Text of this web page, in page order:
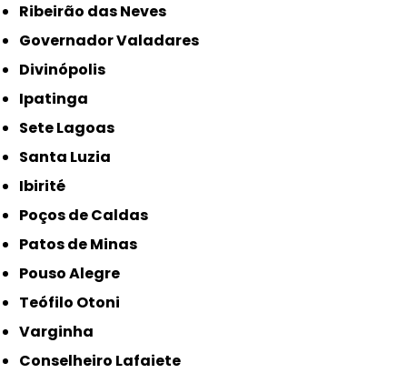
Ribeirão das Neves
Governador Valadares
Divinópolis
Ipatinga
Sete Lagoas
Santa Luzia
Ibirité
Poços de Caldas
Patos de Minas
Pouso Alegre
Teófilo Otoni
Varginha
Conselheiro Lafaiete